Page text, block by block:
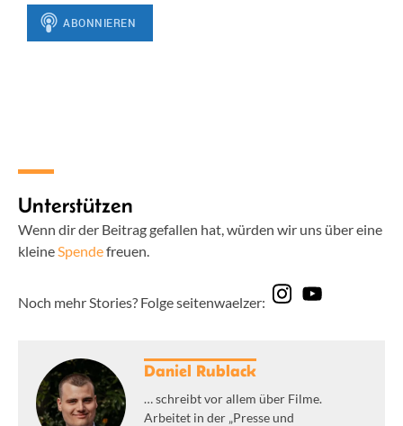
Unterstützen
Wenn dir der Beitrag gefallen hat, würden wir uns über eine
kleineSpendefreuen.
Noch mehr Stories? Folge seitenwaelzer:
Daniel Rublack
… schreibt vor allem über Filme.
Arbeitet in der „Presse und